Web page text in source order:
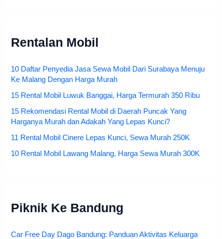
Rentalan Mobil
10 Daftar Penyedia Jasa Sewa Mobil Dari Surabaya Menuju
Ke Malang Dengan Harga Murah
15 Rental Mobil Luwuk Banggai, Harga Termurah 350 Ribu
15 Rekomendasi Rental Mobil di Daerah Puncak Yang
Harganya Murah dan Adakah Yang Lepas Kunci?
11 Rental Mobil Cinere Lepas Kunci, Sewa Murah 250K
10 Rental Mobil Lawang Malang, Harga Sewa Murah 300K
Piknik Ke Bandung
Car Free Day Dago Bandung: Panduan Aktivitas Keluarga